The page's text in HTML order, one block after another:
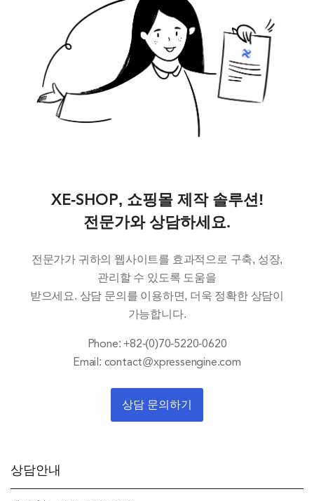
XE-SHOP, 쇼핑몰 제작 솔루션!
전문가와 상담하세요.
전문가가 귀하의 웹사이트를 효과적으로 구축, 성장,
관리할 수 있도록 도움을
받으세요. 상담 문의를 이용하면, 더욱 정확한 상담이
가능합니다.
Phone: +82-(0)70-5220-0620
Email: contact@xpressengine.com
상담 문의하기
추가
정보
상담안내